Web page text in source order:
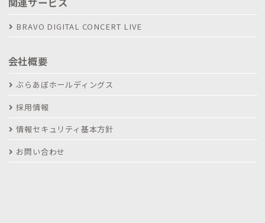
BRAVO DIGITAL CONCERT LIVE
会社概要
ぶらあぼホールディングス
採用情報
情報セキュリティ基本方針
お問い合わせ